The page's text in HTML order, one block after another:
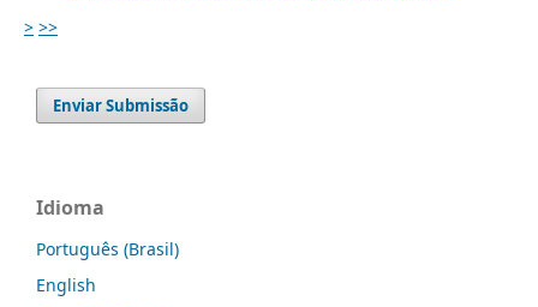
> >>
Enviar Submissão
Idioma
Português (Brasil)
English